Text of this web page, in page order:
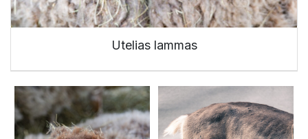
Utelias lammas